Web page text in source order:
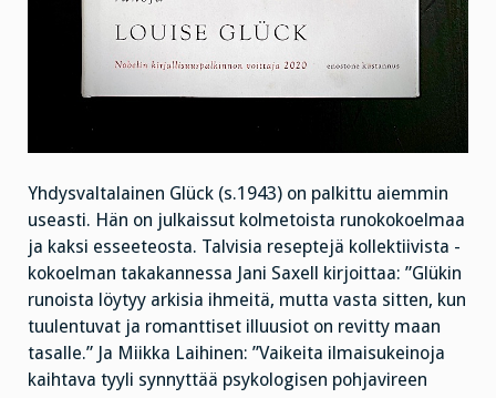
Yhdysvaltalainen Glück (s.1943) on palkittu aiemmin
useasti. Hän on julkaissut kolmetoista runokokoelmaa
ja kaksi esseeteosta. Talvisia reseptejä kollektiivista -
kokoelman takakannessa Jani Saxell kirjoittaa: ”Glükin
runoista löytyy arkisia ihmeitä, mutta vasta sitten, kun
tuulentuvat ja romanttiset illuusiot on revitty maan
tasalle.” Ja Miikka Laihinen: ”Vaikeita ilmaisukeinoja
kaihtava tyyli synnyttää psykologisen pohjavireen